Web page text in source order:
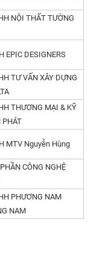
NỘI THẤT TƯỜNG
EPIC DESIGNERS
TƯ VẤN XÂY DỰNG
THƯƠNG MẠI & KỸ
PHÁT
MTV Nguyễn Hùng
CÔNG NGHỆ
PHƯƠNG NAM
NAM